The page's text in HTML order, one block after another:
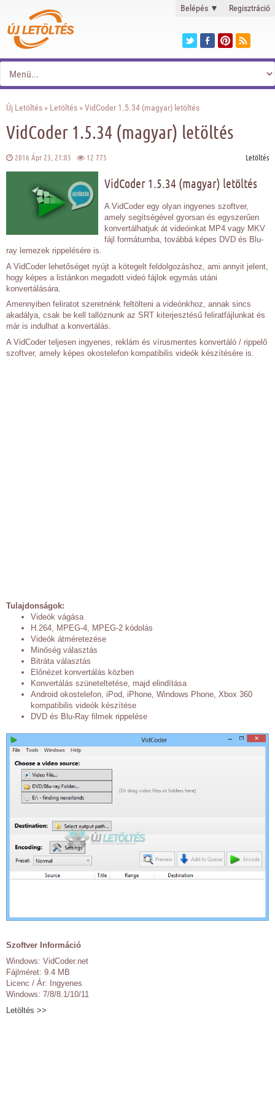
Belépés ▼ Regisztráció
Új Letöltés » Letöltés » VidCoder 1.5.34 (magyar) letöltés
VidCoder 1.5.34 (magyar) letöltés
2016 Ápr 23, 21:05 12 775 Letöltés
VidCoder 1.5.34 (magyar) letöltés
A VidCoder egy olyan ingyenes szoftver,
amely segítségével gyorsan és egyszerűen
konvertálhatjuk át videóinkat MP4 vagy MKV
fájl formátumba, továbbá képes DVD és Blu-
ray lemezek rippelésére is.
A VidCoder lehetőséget nyújt a kötegelt feldolgozáshoz, ami annyit jelent,
hogy képes a listánkon megadott videó fájlok egymás utáni
konvertálására.
Amennyiben feliratot szeretnénk feltölteni a videónkhoz, annak sincs
akadálya, csak be kell tallóznunk az SRT kiterjesztésű feliratfájlunkat és
már is indulhat a konvertálás.
A VidCoder teljesen ingyenes, reklám és vírusmentes konvertáló / rippelő
szoftver, amely képes okostelefon kompatibilis videók készítésére is.
Tulajdonságok:
Videók vágása
H.264, MPEG-4, MPEG-2 kódolás
Videók átméretezése
Minőség választás
Bitráta választás
Előnézet konvertálás közben
Konvertálás szüneteltetése, majd elindítása
Android okostelefon, iPod, iPhone, Windows Phone, Xbox 360
kompatibilis videók készítése
DVD és Blu-Ray filmek rippelése
Szoftver Információ
Windows: VidCoder.net
Fájlméret: 9.4 MB
Licenc / Ár: Ingyenes
Windows: 7/8/8.1/10/11
Letöltés >>